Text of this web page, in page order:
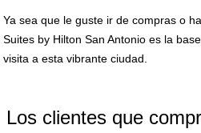
Ya sea que le guste ir de compras o
Suites by Hilton San Antonio es la
visita a esta vibrante ciudad.
Los clientes que